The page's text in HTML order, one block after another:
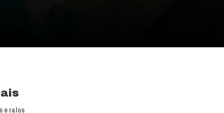
e ralos